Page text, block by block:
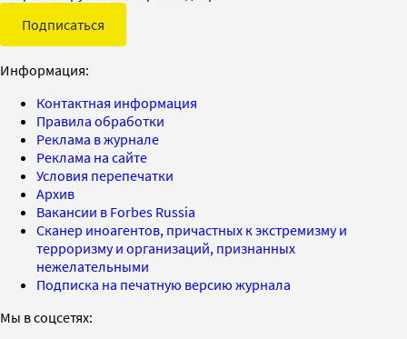
Подписаться
Информация:
Контактная информация
Правила обработки
Реклама в журнале
Реклама на сайте
Условия перепечатки
Архив
Вакансии в Forbes Russia
Сканер иноагентов, причастных к экстремизму и
терроризму и организаций, признанных
нежелательными
Подписка на печатную версию журнала
Мы в соцсетях: